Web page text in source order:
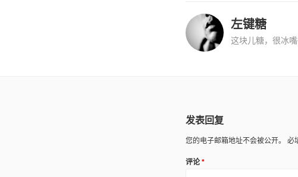
左键糖
这块儿糖，很冰
发表回复
您的电子邮箱地址不会被公开。 必
评论*